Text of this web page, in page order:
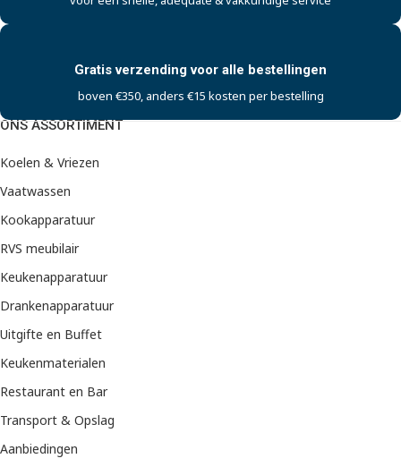
Gratis verzending voor alle bestellingen
boven €350, anders €15 kosten per bestelling
ONS ASSORTIMENT
Koelen & Vriezen
Vaatwassen
Kookapparatuur
RVS meubilair
Keukenapparatuur
Drankenapparatuur
Uitgifte en Buffet
Keukenmaterialen
Restaurant en Bar
Transport & Opslag
Aanbiedingen